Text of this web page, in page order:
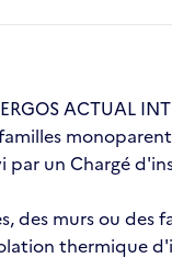
ACTUAL
un Chargé
des murs ou des
thermique